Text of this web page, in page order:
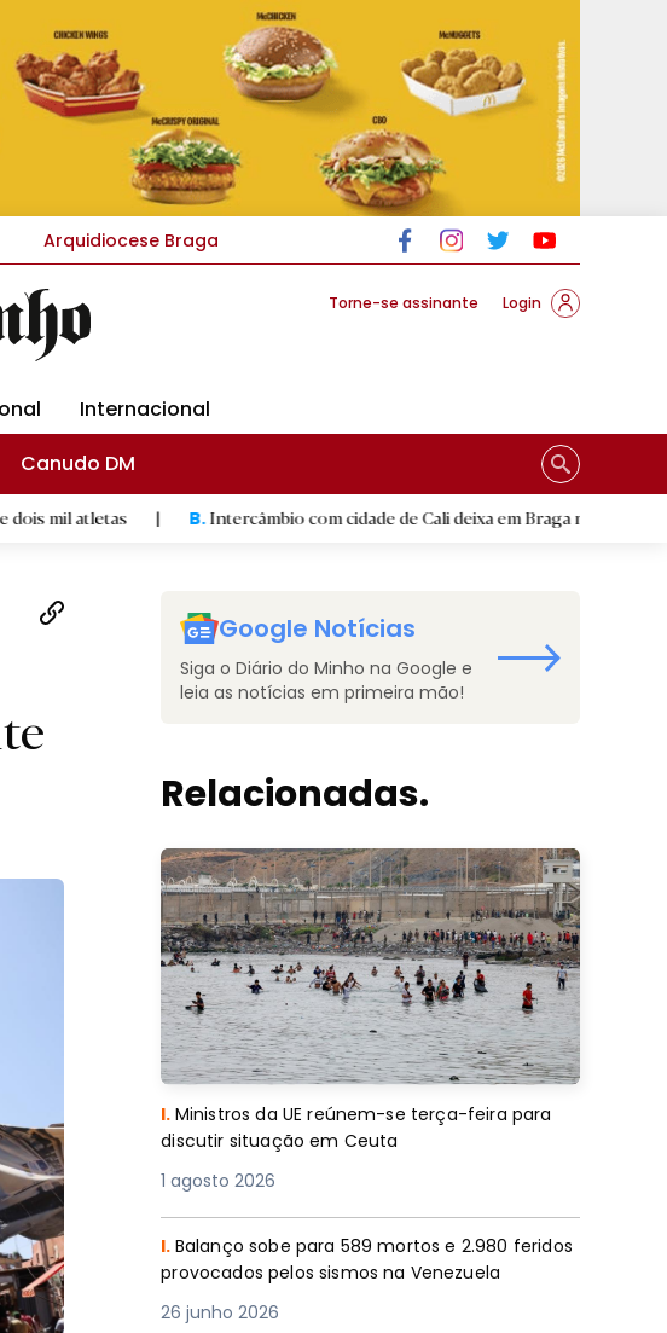
Arquidiocese Braga
Torne-se assinante Login
Internacional
Canudo DM
| B.Intercâmbio com cidade de Cali deixa em Braga mural artístico
Google Notícias
Siga o Diário do Minho na Google e
leia as notícias em primeira mão!
Relacionadas.
I. Ministros da UE reúnem-se terça-feira para
discutir situação em Ceuta
1 agosto 2026
I. Balanço sobe para 589 mortos e 2.980 feridos
provocados pelos sismos na Venezuela
26 junho 2026